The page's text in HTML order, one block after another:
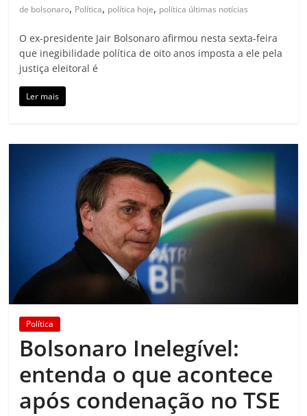
de bolsonaro, Política, política hoje, política últimas notícias
O ex-presidente Jair Bolsonaro afirmou nesta sexta-feira
que inegibilidade política de oito anos imposta a ele pela
justiça eleitoral é
Ler mais
Política
Bolsonaro Inelegível:
entenda o que acontece
após condenação no TSE